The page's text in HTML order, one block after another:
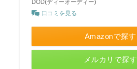
DOD(ディーオーディー)
口コミを見る
Amazonで探す
メルカリで探す